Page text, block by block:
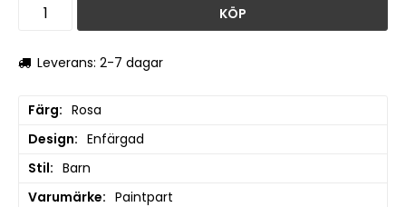
KÖP
Leverans: 2-7 dagar
Färg
Rosa
Design
Enfärgad
Stil
Barn
Varumärke
Paintpart